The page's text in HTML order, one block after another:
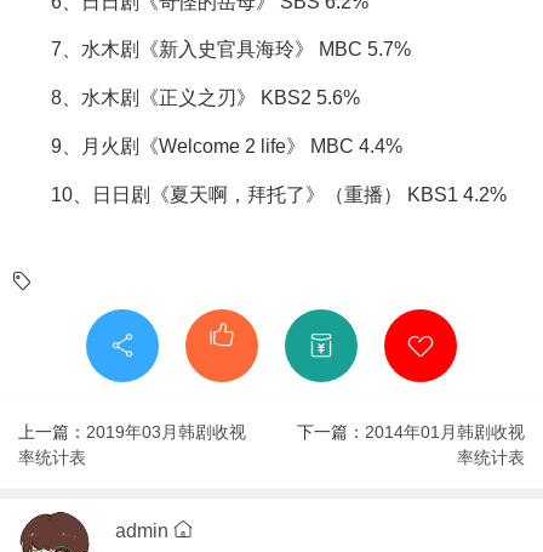
7、水木剧《新入史官具海玲》 MBC 5.7%
8、水木剧《正义之刃》 KBS2 5.6%
9、月火剧《Welcome 2 life》 MBC 4.4%
10、日日剧《夏天啊，拜托了》（重播） KBS1 4.2%
上一篇： 2019年03月韩剧收视
率统计表
下一篇： 2014年01月韩剧收视
率统计表
admin